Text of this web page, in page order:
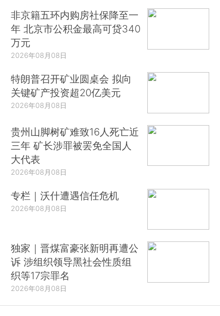
非京籍五环内购房社保降至一
年 北京市公积金最高可贷340
万元
2026年08月08日
特朗普召开矿业圆桌会 拟向
关键矿产投资超20亿美元
2026年08月08日
贵州山脚树矿难致16人死亡近
三年 矿长涉罪被罢免全国人
大代表
2026年08月08日
专栏｜沃什遭遇信任危机
2026年08月08日
独家｜晋煤富豪张新明再遭公
诉 涉组织领导黑社会性质组
织等17宗罪名
2026年08月08日